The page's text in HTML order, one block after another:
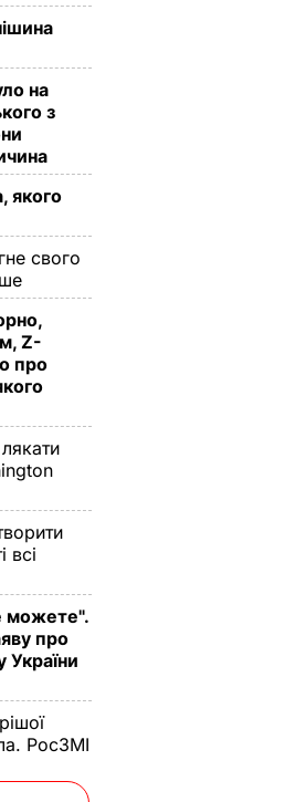
на
з
якого
свого
Z-
про
всі
можете".
про
України
РосЗМІ